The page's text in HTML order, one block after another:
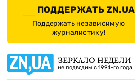
ПОДДЕРЖАТЬ ZN.UA
Поддержать независимую
журналистику!
ЗЕРКАЛО НЕДЕЛИ
не подводим с 1994-го года